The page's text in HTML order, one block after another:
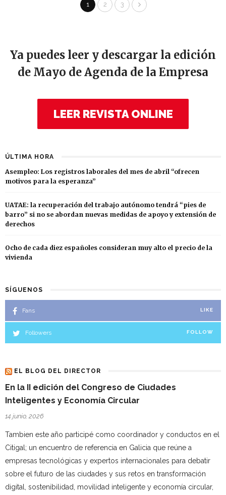
1 2 3
Ya puedes leer y descargar la edición
de Mayo de Agenda de la Empresa
LEER REVISTA ONLINE
ÚLTIMA HORA
Asempleo: Los registros laborales del mes de abril “ofrecen
motivos para la esperanza”
UATAE: la recuperación del trabajo autónomo tendrá “pies de
barro” si no se abordan nuevas medidas de apoyo y extensión de
derechos
Ocho de cada diez españoles consideran muy alto el precio de la
vivienda
SÍGUENOS
Fans LIKE
Followers FOLLOW
EL BLOG DEL DIRECTOR
En la II edición del Congreso de Ciudades
Inteligentes y Economía Circular
14 junio, 2026
Tambien este año participé como coordinador y conductos en el
Citigal; un encuentro de referencia en Galicia que reúne a
empresas tecnológicas y expertos internacionales para debatir
sobre el futuro de las ciudades y sus retos en transformación
digital, sostenibilidad, movilidad inteligente y economía circular,